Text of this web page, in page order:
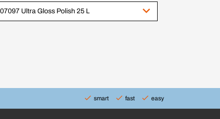
Ultra Gloss Polish 25 L
smart fast easy